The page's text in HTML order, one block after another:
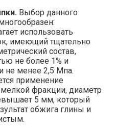
Выбор данного
использовать
имеющий тщательно
состав,
не более 1% и
не менее 2,5 Мпа.
применение
фракции, диаметр
5 мм, который
обжига глины и